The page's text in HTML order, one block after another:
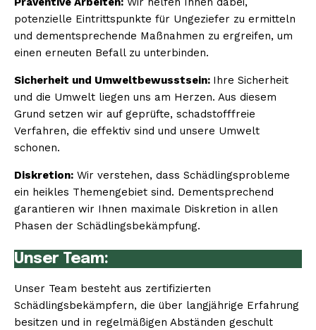
potenzielle Eintrittspunkte für Ungeziefer zu ermitteln
und dementsprechende Maßnahmen zu ergreifen, um
einen erneuten Befall zu unterbinden.
Sicherheit und Umweltbewusstsein: Ihre Sicherheit
und die Umwelt liegen uns am Herzen. Aus diesem
Grund setzen wir auf geprüfte, schadstofffreie
Verfahren, die effektiv sind und unsere Umwelt
schonen.
Diskretion: Wir verstehen, dass Schädlingsprobleme
ein heikles Themengebiet sind. Dementsprechend
garantieren wir Ihnen maximale Diskretion in allen
Phasen der Schädlingsbekämpfung.
Unser Team:
Unser Team besteht aus zertifizierten
Schädlingsbekämpfern, die über langjährige Erfahrung
besitzen und in regelmäßigen Abständen geschult